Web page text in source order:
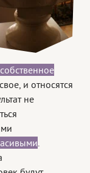
и относятся
не
.